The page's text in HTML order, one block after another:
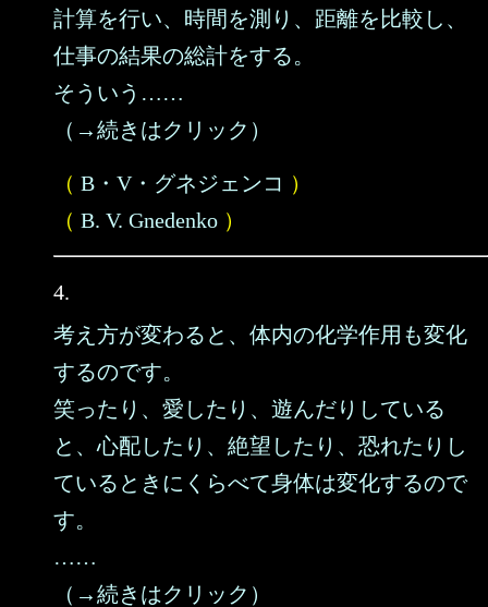
計算を行い、時間を測り、距離を比較し、
仕事の結果の総計をする。
そういう……
（→続きはクリック）
（ B・V・グネジェンコ ）
（ B. V. Gnedenko ）
4.
考え方が変わると、体内の化学作用も変化
するのです。
笑ったり、愛したり、遊んだりしている
と、心配したり、絶望したり、恐れたりし
ているときにくらべて身体は変化するので
す。
……
（→続きはクリック）